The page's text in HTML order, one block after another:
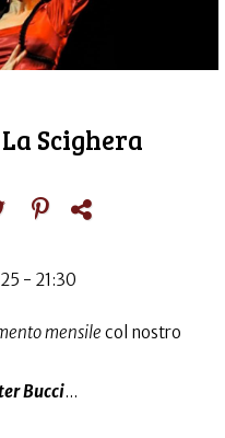
Scighera
- 21:30
mensile col nostro
Bucci...